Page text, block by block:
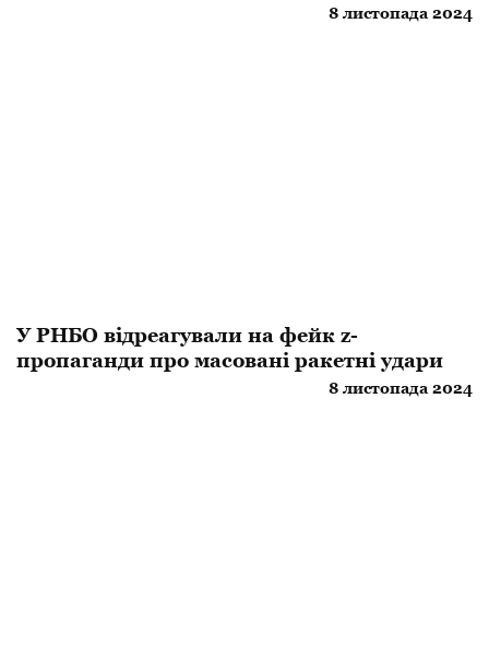
8 листопада 2024
У РНБО відреагували на фейк z-
пропаганди про масовані ракетні удари
8 листопада 2024